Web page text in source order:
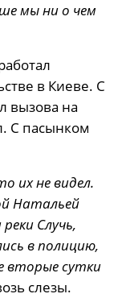
мы ни о чем
в Киеве. С
вызова на
С пасынком
их не видел.
Натальей
Случь,
в полицию,
вторые сутки
слезы.